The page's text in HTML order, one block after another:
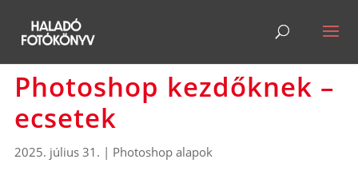
Photoshop kezdőknek –
ecsetek
2025. július 31. | Photoshop alapok